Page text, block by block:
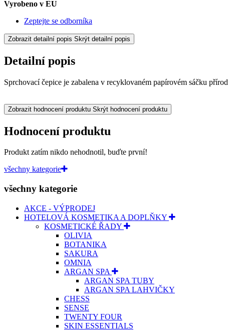
Vyrobeno v EU
Zeptejte se odborníka
Zobrazit detailní popis Skrýt detailní popis
Detailní popis
Sprchovací čepice je zabalena v recyklovaném papírovém sáčku
Zobrazit hodnocení produktu Skrýt hodnocení produktu
Hodnocení produktu
Produkt zatím nikdo nehodnotil, buďte první!
všechny kategorie
všechny kategorie
AKCE - VÝPRODEJ
HOTELOVÁ KOSMETIKA A DOPLŇKY
KOSMETICKÉ ŘADY
OLIVIA
BOTANIKA
SAKURA
OMNIA
ARGAN SPA
ARGAN SPA TUBY
ARGAN SPA LAHVIČKY
CHESS
SENSE
TWENTY FOUR
SKIN ESSENTIALS